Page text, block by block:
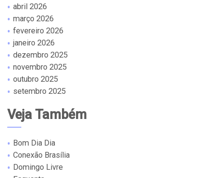
abril 2026
março 2026
fevereiro 2026
janeiro 2026
dezembro 2025
novembro 2025
outubro 2025
setembro 2025
Veja Também
Bom Dia Dia
Conexão Brasília
Domingo Livre